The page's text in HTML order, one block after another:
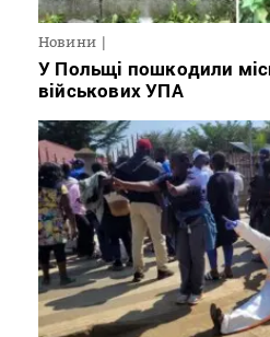
Новини
У Польщі пошкодили
військових УПА